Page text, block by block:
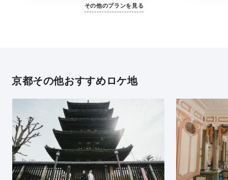
その他のプランを見る
京都その他おすすめロケ地